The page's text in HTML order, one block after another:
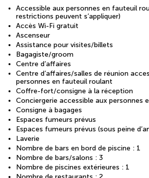
Accessible aux personnes en fauteuil
restrictions peuvent s’appliquer)
Accès Wi-Fi gratuit
Ascenseur
Assistance pour visites/billets
Bagagiste/groom
Centre d’affaires
Centre d’affaires/salles de réunion
personnes en fauteuil roulant
Coffre-fort/consigne à la réception
Conciergerie accessible aux personnes
Consigne à bagages
Espaces fumeurs prévus
Espaces fumeurs prévus (sous peine
Laverie
Nombre de bars en bord de piscine : 1
Nombre de bars/salons : 3
Nombre de piscines extérieures : 1